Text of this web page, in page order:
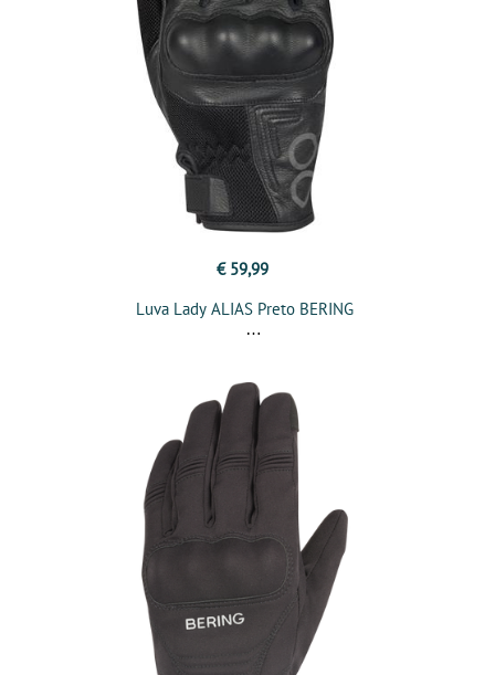
€ 59,99
Luva Lady ALIAS Preto BERING